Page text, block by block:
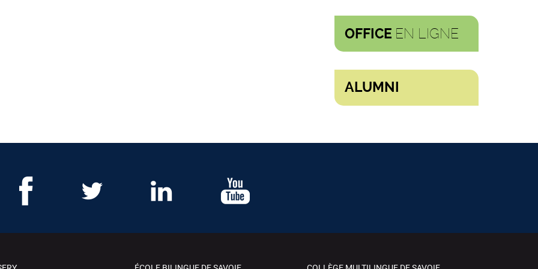
OFFICE EN LIGNE
ALUMNI